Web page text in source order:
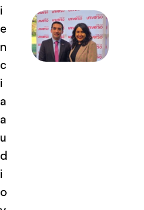
i
e
n
c
i
a
a
u
d
i
o